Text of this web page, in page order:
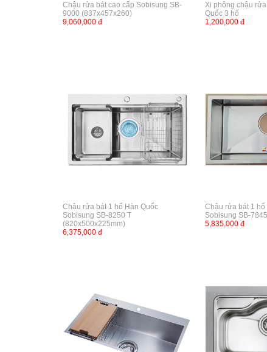
Chậu rửa bát cao cấp Sobisung SB-
9000 (837x457x260)
9,060,000 đ
Xi phông chậu
Quốc 3 hố
1,200,000 đ
Chậu rửa bát 1 hố Hàn Quốc
Sobisung SB-8250 T
(820x500x225mm)
6,375,000 đ
Chậu rửa bát 1 hố
Sobisung SB-
5,835,000 đ